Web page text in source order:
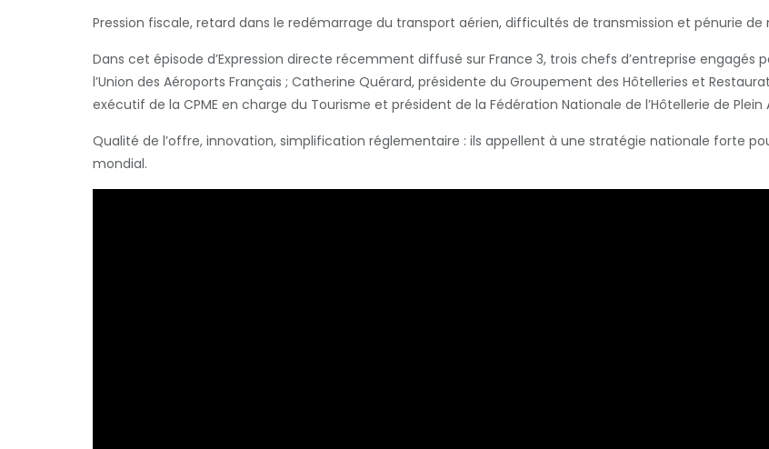
Pression fiscale, retard dans le redémarrage du transport aérien, difficultés de transmission et pénurie
Dans cet épisode d’Expression directe récemment diffusé sur France 3, trois chefs d’entreprise
l’Union des Aéroports Français ; Catherine Quérard, présidente du Groupement des Hôtelleries et
exécutif de la CPME en charge du Tourisme et président de la Fédération Nationale de l’Hôtellerie de Plein
Qualité de l’offre, innovation, simplification réglementaire : ils appellent à une stratégie nationale forte
mondial.